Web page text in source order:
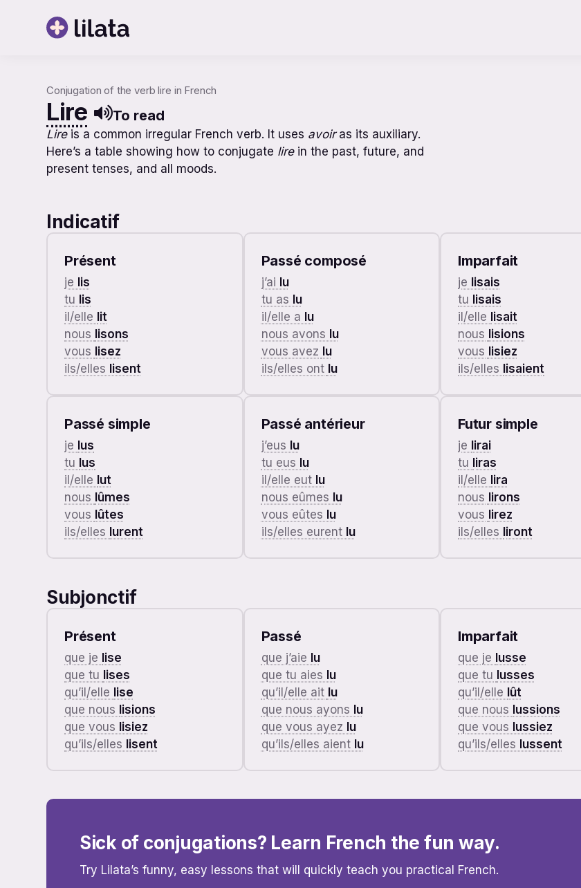
Conjugation of the verb lire in French
Lire To read
Lireis a common irregular French verb. It uses avoiras its auxiliary.
Here’s a table showing how to conjugate lirein the past, future, and
present tenses, and all moods.
Indicatif
Présent
je lis
tu lis
il/elle lit
nous lisons
vous lisez
ils/elles lisent
Passé composé
j’ai lu
tu as lu
il/elle a lu
nous avons lu
vous avez lu
ils/elles ont lu
Imparfait
je lisais
tu lisais
il/elle lisait
nous lisions
vous lisiez
ils/elles lisaient
Passé simple
je lus
tu lus
il/elle lut
nous lûmes
vous lûtes
ils/elles lurent
Passé antérieur
j’eus lu
tu eus lu
il/elle eut lu
nous eûmes lu
vous eûtes lu
ils/elles eurent lu
Futur simple
je lirai
tu liras
il/elle lira
nous lirons
vous lirez
ils/elles liront
Subjonctif
Présent
que je lise
que tu lises
qu’il/elle lise
que nous lisions
que vous lisiez
qu’ils/elles lisent
Passé
que j’aie lu
que tu aies lu
qu’il/elle ait lu
que nous ayons lu
que vous ayez lu
qu’ils/elles aient lu
Imparfait
que je lusse
que tu lusses
qu’il/elle lût
que nous lussions
que vous lussiez
qu’ils/elles lussent
Sick of conjugations? Learn French the fun way.
Try Lilata’s funny, easy lessons that will quickly teach you practical French.